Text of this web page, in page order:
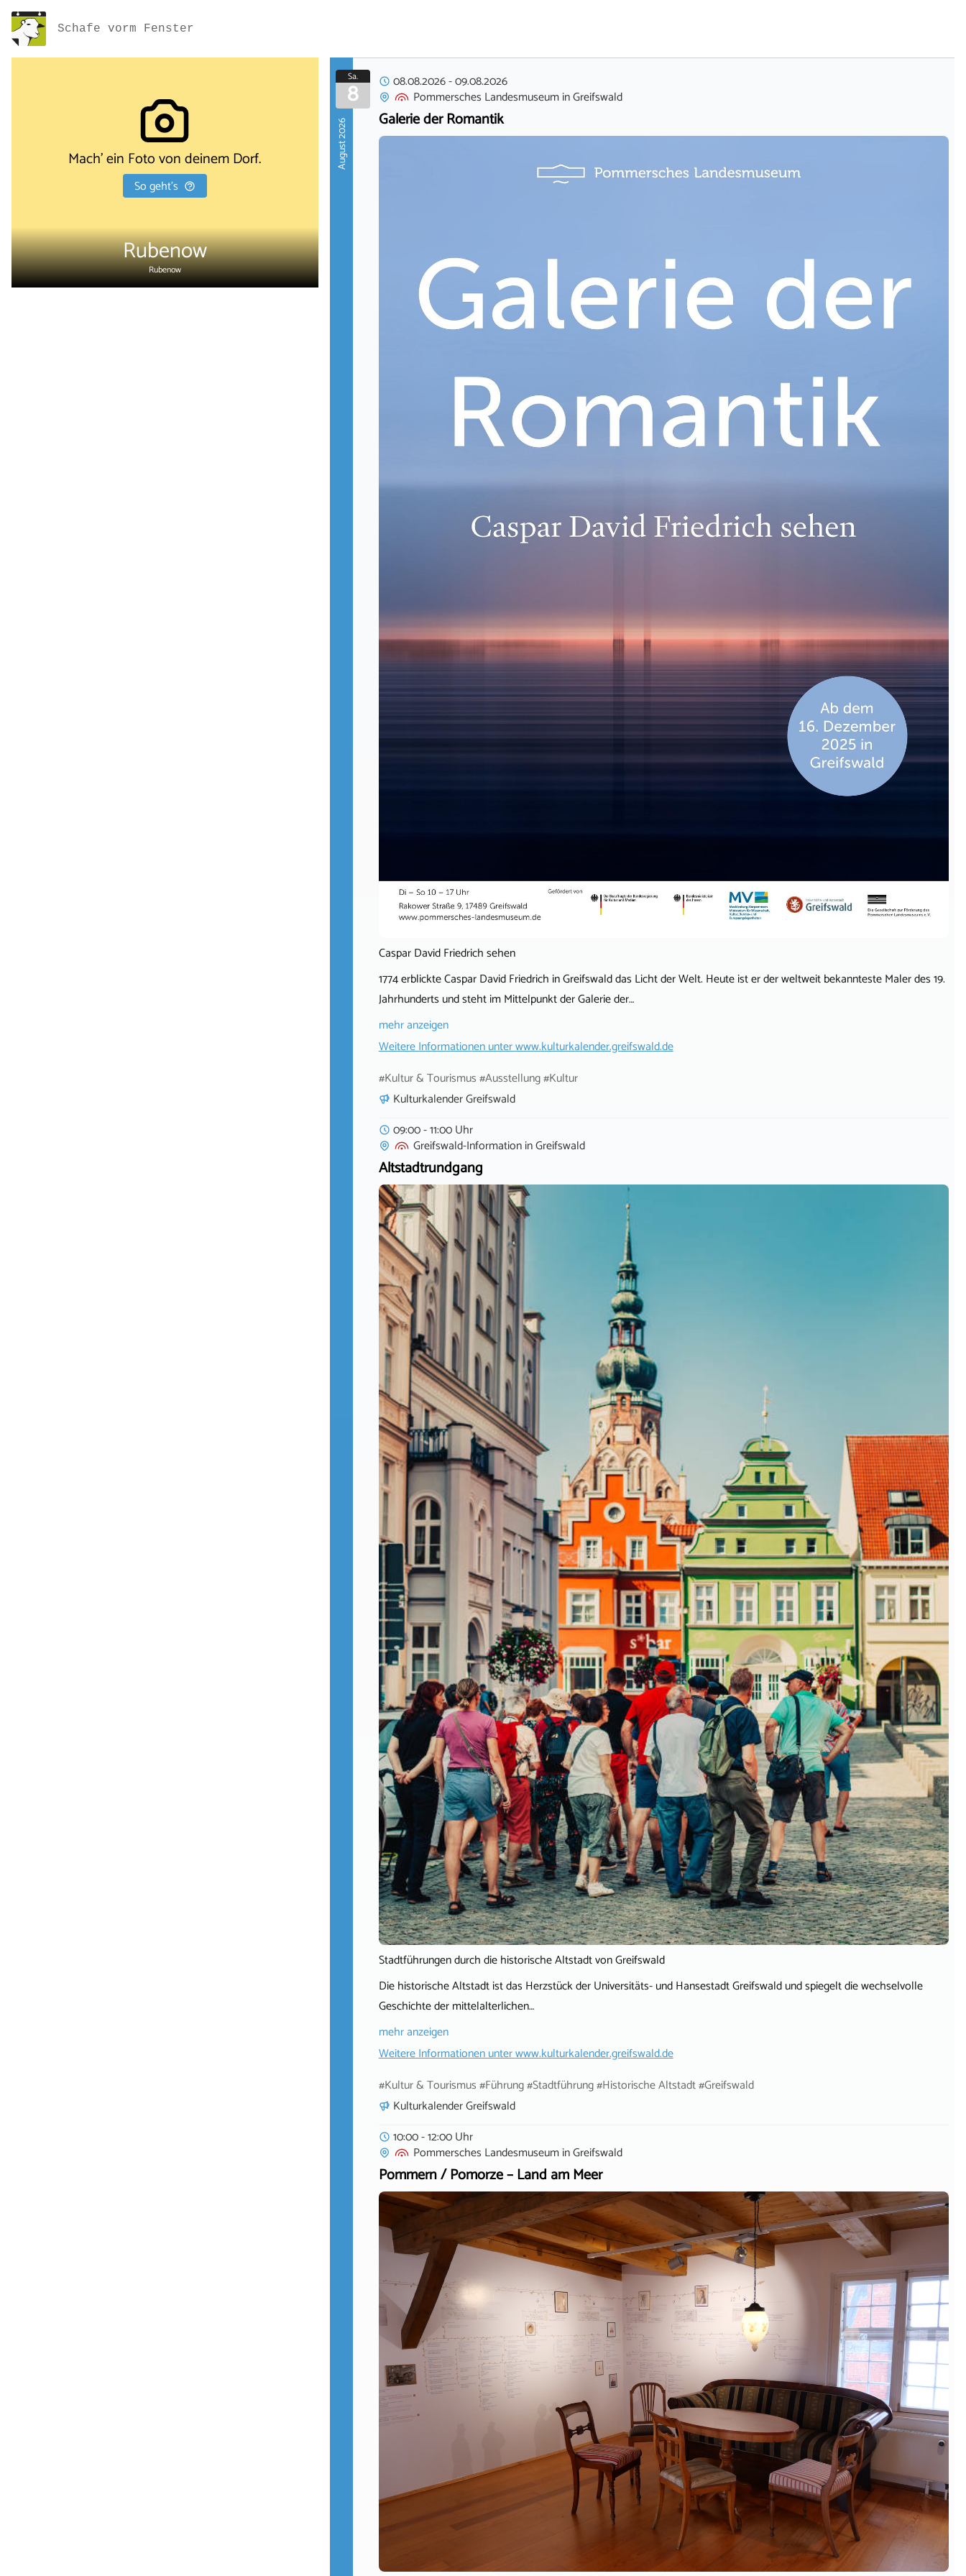
Schafe vorm Fenster
Mach' ein Foto von deinem Dorf.
So geht's
Rubenow
Rubenow
August 2026
Sa.
8 08.08.2026-09.08.2026
Pommersches LandesmuseuminGreifswald
Galerie der Romantik
Caspar David Friedrich sehen
1774 erblickte Caspar David Friedrich in Greifswald das Licht der Welt. Heute ist er der weltweit bekannteste Maler des 19.
Jahrhunderts und steht im Mittelpunkt der Galerie der…
mehr anzeigen
Weitere Informationen unterwww.kulturkalender.greifswald.de
#Kultur & Tourismus #Ausstellung #Kultur
Kulturkalender Greifswald
09:00 - 11:00 Uhr
Greifswald-InformationinGreifswald
Altstadtrundgang
Stadtführungen durch die historische Altstadt von Greifswald
Die historische Altstadt ist das Herzstück der Universitäts- und Hansestadt Greifswald und spiegelt die wechselvolle
Geschichte der mittelalterlichen…
mehr anzeigen
Weitere Informationen unterwww.kulturkalender.greifswald.de
#Kultur & Tourismus #Führung #Stadtführung #Historische Altstadt #Greifswald
Kulturkalender Greifswald
10:00 - 12:00 Uhr
Pommersches LandesmuseuminGreifswald
Pommern / Pomorze – Land am Meer